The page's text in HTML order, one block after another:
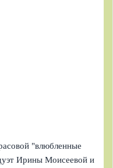
"влюбленные
Ирины Моисеевой и